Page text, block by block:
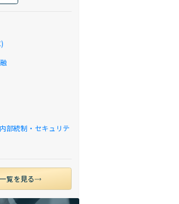
部統制・セキュリテ
覧を見る